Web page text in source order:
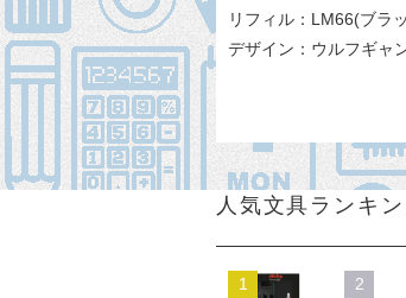
リフィル：LM66(ブラ
デザイン：ウルフギャ
人気文具ランキ
1 2